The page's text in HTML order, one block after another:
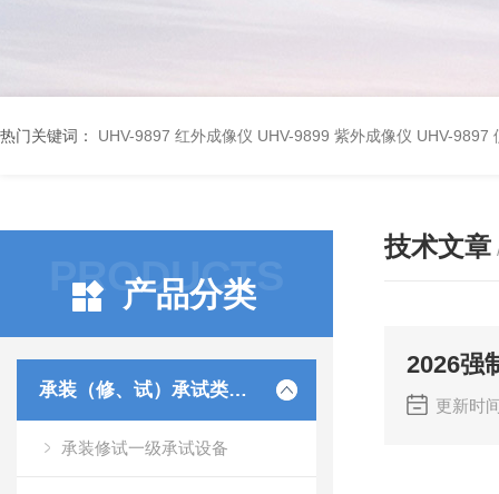
热门关键词： UHV-9897 红外成像仪 UHV-9899 紫外成像仪 UHV-9897
PRODUCTS
产品分类
承装（修、试）承试类仪器
承装修试一级承试设备
技术文章
2026强
更新时